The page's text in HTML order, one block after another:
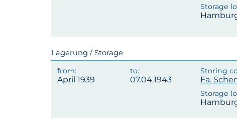
Lagerung / Storage
April 1939 07.04.1943 Fa.